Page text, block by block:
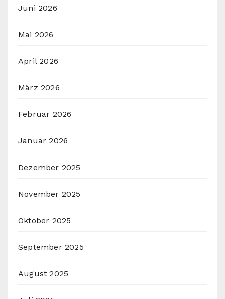
Juni 2026
Mai 2026
April 2026
März 2026
Februar 2026
Januar 2026
Dezember 2025
November 2025
Oktober 2025
September 2025
August 2025